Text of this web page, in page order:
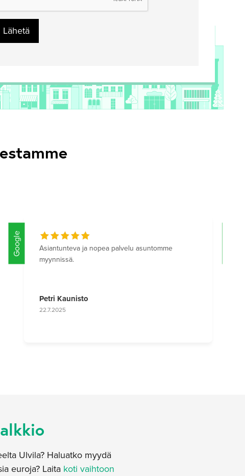
Lähetä
Google Hienosti sujui kaikki. Kiitos Marjalle!
Indre Solodov
3.6.2025
Ulvila? Haluatko myydä
euroja? Laita koti vaihtoon